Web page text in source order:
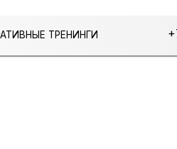
+7 702 243 65